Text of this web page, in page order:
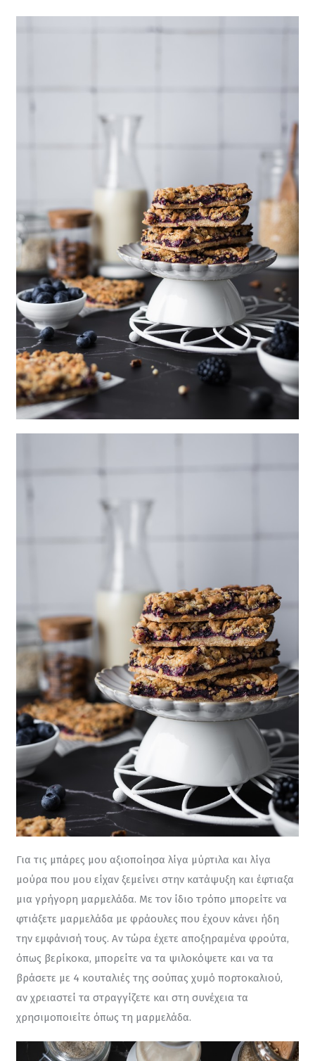
Για τις μπάρες μου αξιοποίησα λίγα μύρτιλα και λίγα
μούρα που μου είχαν ξεμείνει στην κατάψυξη και έφτιαξα
μια γρήγορη μαρμελάδα. Με τον ίδιο τρόπο μπορείτε να
φτιάξετε μαρμελάδα με φράουλες που έχουν κάνει ήδη
την εμφάνισή τους. Αν τώρα έχετε αποξηραμένα φρούτα,
όπως βερίκοκα, μπορείτε να τα ψιλοκόψετε και να τα
βράσετε με 4 κουταλιές της σούπας χυμό πορτοκαλιού,
αν χρειαστεί τα στραγγίζετε και στη συνέχεια τα
χρησιμοποιείτε όπως τη μαρμελάδα.